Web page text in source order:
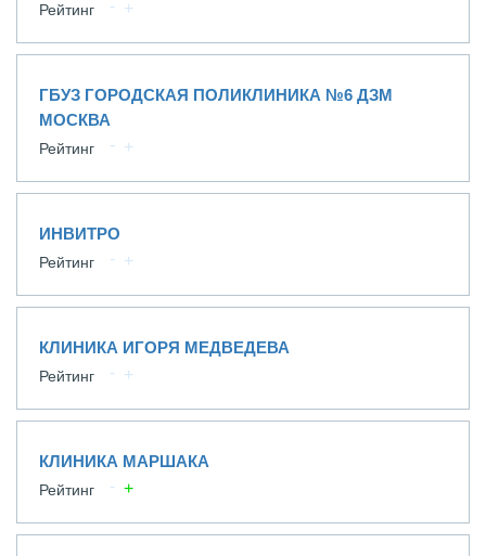
Рейтинг
ГБУЗ ГОРОДСКАЯ ПОЛИКЛИНИКА №6 ДЗМ
МОСКВА
Рейтинг
ИНВИТРО
Рейтинг
КЛИНИКА ИГОРЯ МЕДВЕДЕВА
Рейтинг
КЛИНИКА МАРШАКА
Рейтинг